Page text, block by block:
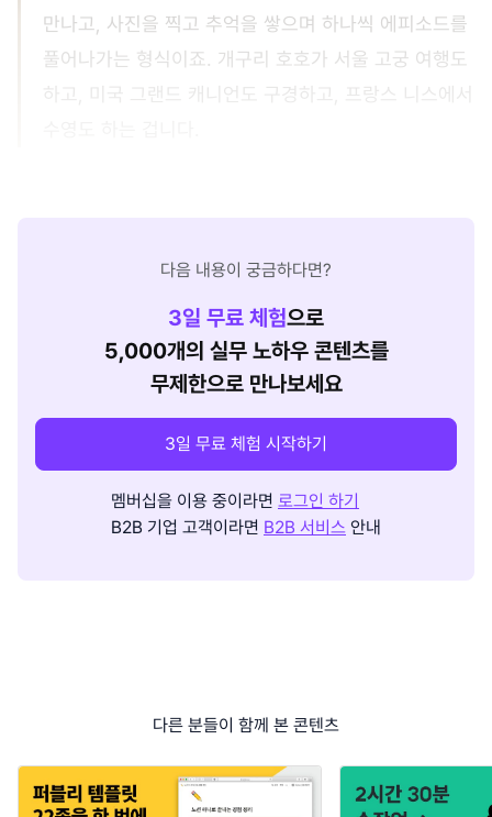
만나고, 사진을 찍고 추억을 쌓으며 하나씩 에피소드를
풀어나가는 형식이죠. 개구리 호호가 서울 고궁 여행도
하고, 미국 그랜드 캐니언도 구경하고, 프랑스 니스에서
다음 내용이 궁금하다면?
3일 무료 체험으로
5,000개의 실무 노하우 콘텐츠를
무제한으로 만나보세요
3일 무료 체험 시작하기
멤버십을 이용 중이라면 로그인 하기
B2B 기업 고객이라면 B2B 서비스 안내
다른 분들이 함께 본 콘텐츠